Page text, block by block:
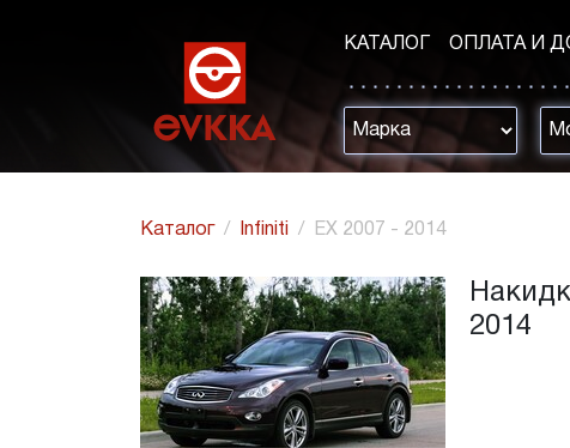
КАТАЛОГ ОПЛАТА И
Каталог Infiniti EX 2007 - 2014
2014